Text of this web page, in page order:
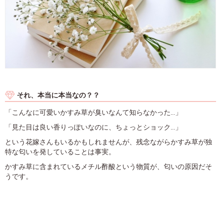
それ、本当に本当なの？？
「こんなに可愛いかすみ草が臭いなんて知らなかった...」
「見た目は良い香りっぽいなのに、ちょっとショック...」
という花嫁さんもいるかもしれませんが、残念ながらかすみ草が独
特な匂いを発していることは事実。
かすみ草に含まれているメチル酢酸という物質が、匂いの原因だそ
うです。